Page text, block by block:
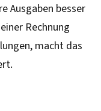
Ausgaben besser
Rechnung
macht das